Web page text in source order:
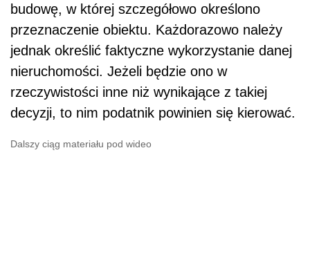
budowę, w której szczegółowo określono
przeznaczenie obiektu. Każdorazowo należy
jednak określić faktyczne wykorzystanie danej
nieruchomości. Jeżeli będzie ono w
rzeczywistości inne niż wynikające z takiej
decyzji, to nim podatnik powinien się kierować.
Dalszy ciąg materiału pod wideo